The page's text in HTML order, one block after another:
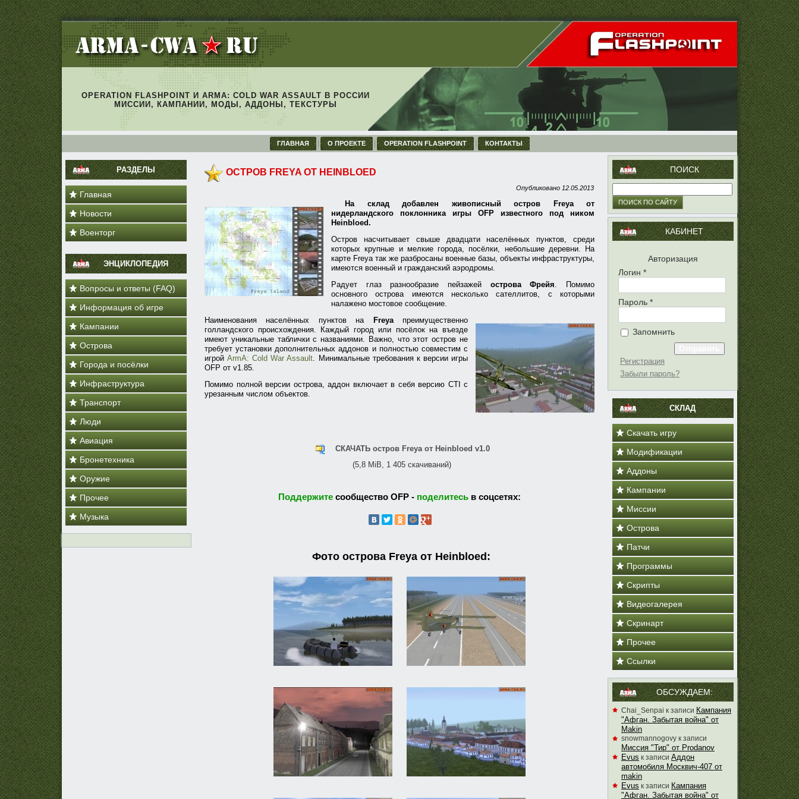
OPERATION FLASHPOINT И ARMA: COLD WAR ASSAULT В РОССИИ
МИССИИ, КАМПАНИИ, МОДЫ, АДДОНЫ, ТЕКСТУРЫ
ГЛАВНАЯ О ПРОЕКТЕ OPERATION FLASHPOINT КОНТАКТЫ
РАЗДЕЛЫ
Главная
Новости
Военторг
ЭНЦИКЛОПЕДИЯ
Вопросы и ответы (FAQ)
Информация об игре
Кампании
Острова
Города и посёлки
Инфраструктура
Транспорт
Люди
Авиация
Бронетехника
Оружие
Прочее
Музыка
ОСТРОВ FREYA ОТ HEINBLOED
Опубликовано 12.05.2013
На склад добавлен живописный остров Freya от
нидерландского поклонника игры OFP известного под ником
Heinbloed.
Остров насчитывает свыше двадцати населённых пунктов, среди
которых крупные и мелкие города, посёлки, небольшие деревни. На
карте Freya так же разбросаны военные базы, объекты инфраструктуры,
имеются военный и гражданский аэродромы.
Радует глаз разнообразие пейзажей острова Фрейя. Помимо
основного острова имеются несколько сателлитов, с которыми
налажено мостовое сообщение.
Наименования населённых пунктов на
Freyaпреимущественно
голландского происхождения. Каждый город или посёлок на въезде
имеют уникальные таблички с названиями. Важно, что этот остров не
требует установки дополнительных аддонов и полностью совместим с
игройArmA: Cold War Assault. Минимальные требования к версии игры
OFP от v1.85.
Помимо полной версии острова, аддон включает в себя версию CTI с
урезанным числом объектов.
СКАЧАТЬ остров Freya от Heinbloed v1.0
(5,8 MiB, 1 405 скачиваний)
Поддержите сообщество OFP - поделитесь в соцсетях:
Фото острова Freya от Heinbloed:
ПОИСК
КАБИНЕТ
Авторизация
Логин *
Пароль *
Запомнить
Регистрация
Забыли пароль?
СКЛАД
Скачать игру
Модификации
Аддоны
Кампании
Миссии
Острова
Патчи
Программы
Скрипты
Видеогалерея
Скринарт
Прочее
Ссылки
ОБСУЖДАЕМ:
Chai_Senpai к записи Кампания
"Афган. Забытая война" от
Makin
snowmannogovy к записи
Миссия "Тир" от Prodanov
Evus к записи Аддон
автомобиля Москвич-407 от
makin
Evus к записи Кампания
"Афган. Забытая война" от